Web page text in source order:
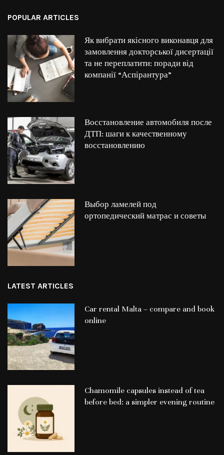
POPULAR ARTICLES
Як вибрати якісного виконавця для
замовлення докторської дисертації
та не переплатити: поради від
компанії “Аспірантура”
Восстановление автомобиля после
ДТП: шаги к качественному
восстановлению
Выбор ламелей под
ортопедический матрас и советы
LATEST ARTICLES
Car rental Malta – compare and book
online
Chamomile capsules instead of tea
before bed: a simpler evening routine